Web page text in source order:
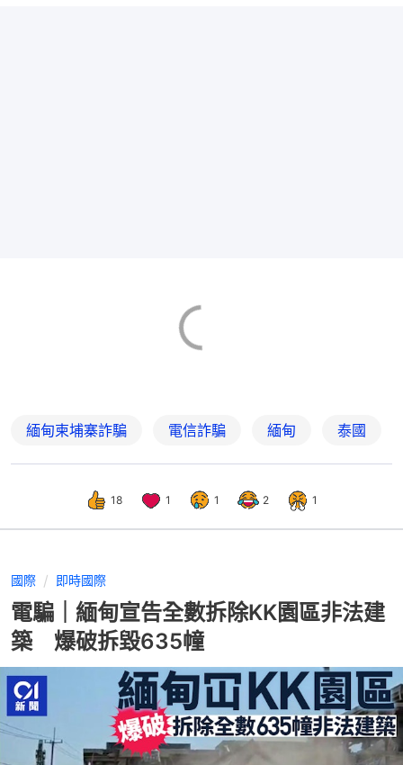
緬甸柬埔寨詐騙 電信詐騙 緬甸 泰國
18 1 1 2 1
國際 即時國際
電騙｜緬甸宣告全數拆除KK園區非法建
築 爆破拆毀635幢